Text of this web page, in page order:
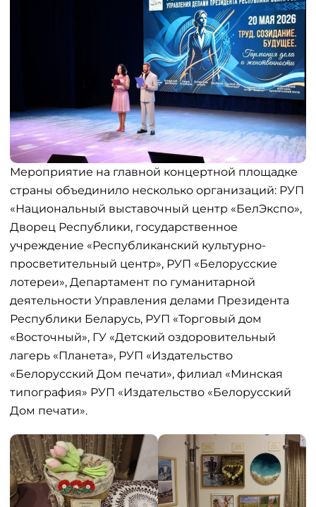
Мероприятие на главной концертной площадке
страны объединило несколько организаций: РУП
«Национальный выставочный центр «БелЭкспо»,
Дворец Республики, государственное
учреждение «Республиканский культурно-
просветительный центр», РУП «Белорусские
лотереи», Департамент по гуманитарной
деятельности Управления делами Президента
Республики Беларусь, РУП «Торговый дом
«Восточный», ГУ «Детский оздоровительный
лагерь «Планета», РУП «Издательство
«Белорусский Дом печати», филиал «Минская
типография» РУП «Издательство «Белорусский
Дом печати».